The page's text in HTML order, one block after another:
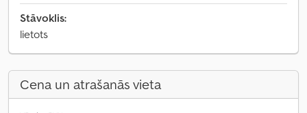
Stāvoklis:
lietots
Cena un atrašanās vieta